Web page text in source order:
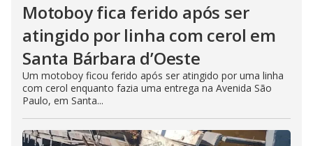
Motoboy fica ferido após ser
atingido por linha com cerol em
Santa Bárbara d’Oeste
Um motoboy ficou ferido após ser atingido por uma linha
com cerol enquanto fazia uma entrega na Avenida São
Paulo, em Santa...